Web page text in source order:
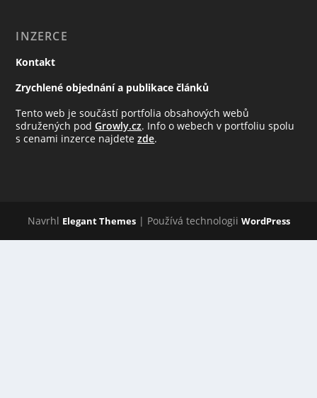
INZERCE
Kontakt
Zrychlené objednání a publikace článků
Tento web je součástí portfolia obsahových webů
sdružených podGrowly.cz. Info o webech v portfoliu spolu
s cenami inzerce najdetezde.
Navrhl Elegant Themes| Používá technologii WordPress